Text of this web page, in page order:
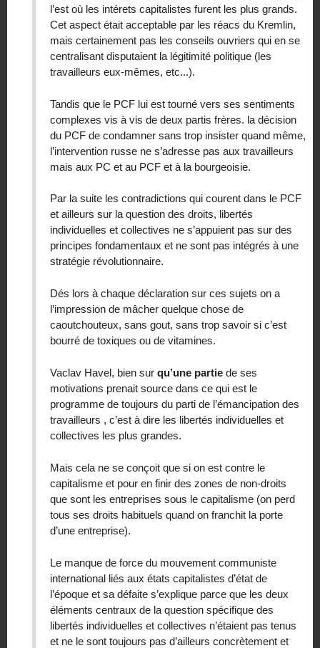
l’est où les intérets capitalistes furent les plus grands.
Cet aspect était acceptable par les réacs du Kremlin,
mais certainement pas les conseils ouvriers qui en se
centralisant disputaient la légitimité politique (les
travailleurs eux-mêmes, etc...).
Tandis que le PCF lui est tourné vers ses sentiments
complexes vis à vis de deux partis frères. la décision
du PCF de condamner sans trop insister quand même,
l’intervention russe ne s’adresse pas aux travailleurs
mais aux PC et au PCF et à la bourgeoisie.
Par la suite les contradictions qui courent dans le PCF
et ailleurs sur la question des droits, libertés
individuelles et collectives ne s’appuient pas sur des
principes fondamentaux et ne sont pas intégrés à une
stratégie révolutionnaire.
Dés lors à chaque déclaration sur ces sujets on a
l’impression de mâcher quelque chose de
caoutchouteux, sans gout, sans trop savoir si c’est
bourré de toxiques ou de vitamines.
Vaclav Havel, bien sur qu’une partie de ses
motivations prenait source dans ce qui est le
programme de toujours du parti de l’émancipation des
travailleurs , c’est à dire les libertés individuelles et
collectives les plus grandes.
Mais cela ne se conçoit que si on est contre le
capitalisme et pour en finir des zones de non-droits
que sont les entreprises sous le capitalisme (on perd
tous ses droits habituels quand on franchit la porte
d’une entreprise).
Le manque de force du mouvement communiste
international liés aux états capitalistes d’état de
l’époque et sa défaite s’explique parce que les deux
éléments centraux de la question spécifique des
libertés individuelles et collectives n’étaient pas tenus
et ne le sont toujours pas d’ailleurs concrètement et